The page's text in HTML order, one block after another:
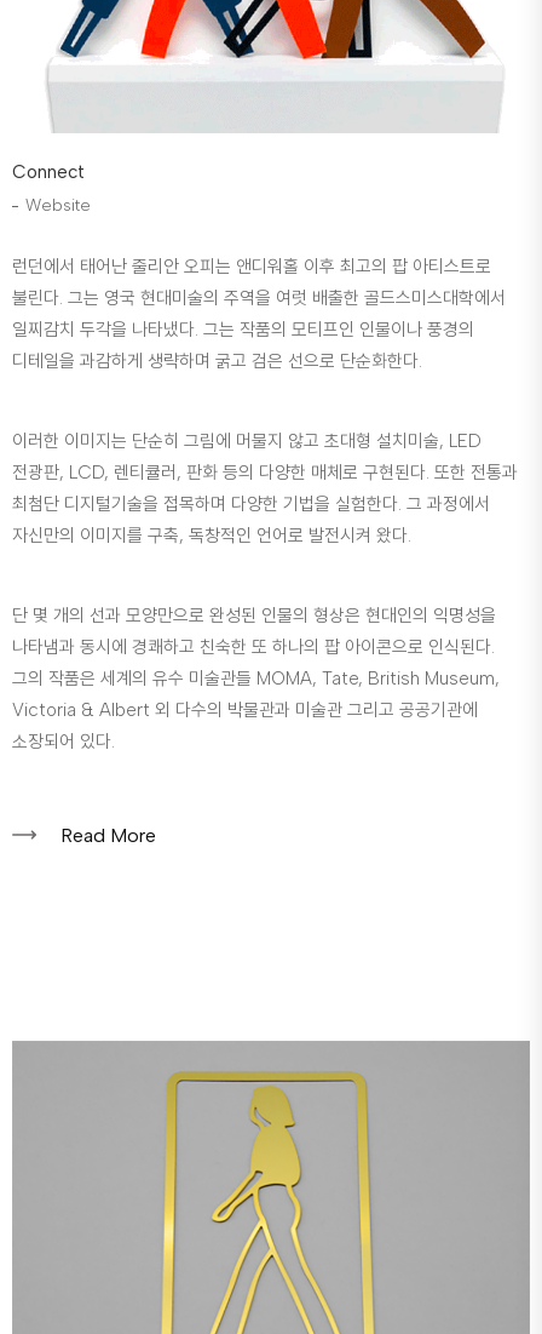
Connect
Website
런던에서 태어난 줄리안 오피는 앤디워홀 이후 최고의 팝 아티스트로
불린다. 그는 영국 현대미술의 주역을 여럿 배출한 골드스미스대학에서
일찌감치 두각을 나타냈다. 그는 작품의 모티프인 인물이나 풍경의
디테일을 과감하게 생략하며 굵고 검은 선으로 단순화한다.
이러한 이미지는 단순히 그림에 머물지 않고 초대형 설치미술, LED
전광판, LCD, 렌티큘러, 판화 등의 다양한 매체로 구현된다. 또한 전통과
최첨단 디지털기술을 접목하며 다양한 기법을 실험한다. 그 과정에서
자신만의 이미지를 구축, 독창적인 언어로 발전시켜 왔다.
단 몇 개의 선과 모양만으로 완성된 인물의 형상은 현대인의 익명성을
나타냄과 동시에 경쾌하고 친숙한 또 하나의 팝 아이콘으로 인식된다.
그의 작품은 세계의 유수 미술관들 MOMA, Tate, British Museum,
Victoria & Albert 외 다수의 박물관과 미술관 그리고 공공기관에
소장되어 있다.
Read More